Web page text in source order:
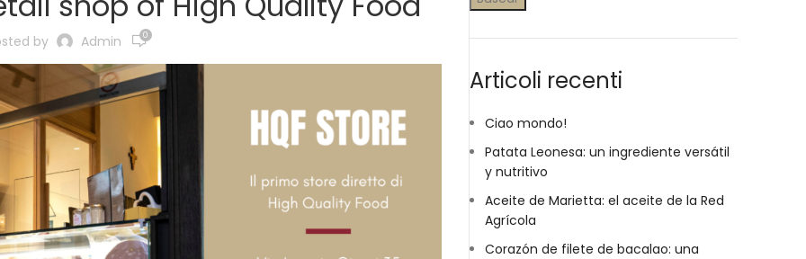
by Admin 0
Articoli recenti
Ciao mondo!
Patata Leonesa: un ingrediente versátil
y nutritivo
Aceite de Marietta: el aceite de la Red
Agrícola
Corazón de filete de bacalao: una